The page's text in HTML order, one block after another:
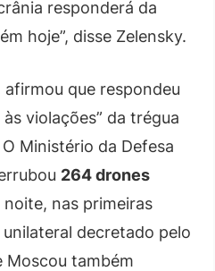
responderá da
hoje”, disse Zelensky.
afirmou que respondeu
violações” da trégua
Ministério da Defesa
264 drones
noite, nas primeiras
decretado pelo
Moscou também